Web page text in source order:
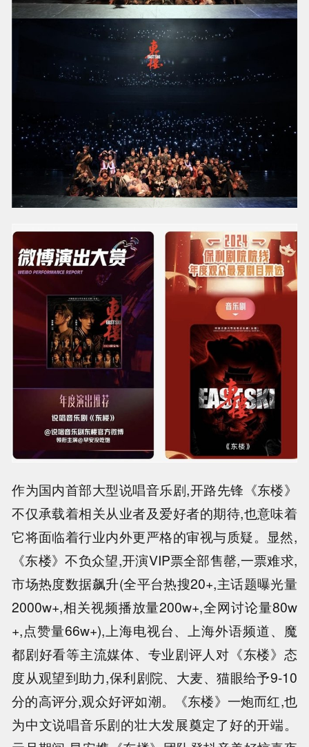
作为国内首部大型说唱音乐剧,开路先锋《东楼》
不仅承载着相关从业者及爱好者的期待,也意味着
它将面临着行业内外更严格的审视与质疑。显然,
《东楼》不负众望,开演VIP票全部售罄,一票难求,
市场热度数据飙升(全平台热搜20+,主话题曝光量
2000w+,相关视频播放量200w+,全网讨论量80w
+,点赞量66w+),上海电视台、上海外语频道、魔
都剧好看等主流媒体、专业剧评人对《东楼》态
度从观望到助力,保利剧院、大麦、猫眼给予9-10
分的高评分,观众好评如潮。《东楼》一炮而红,也
为中文说唱音乐剧的壮大发展奠定了好的开端。